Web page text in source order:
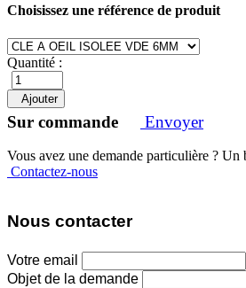
Choisissez une référence de produit
Quantité :
Ajouter
Sur commande Envoyer
Vous avez une demande particulière ? Un
Contactez-nous
Nous contacter
Votre email
Objet de la demande